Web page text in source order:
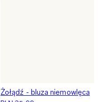
Żołądź - bluza niemowlęca